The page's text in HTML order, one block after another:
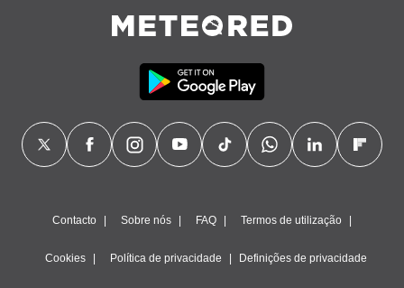
Contacto Sobre nós FAQ Termos de utilização
Cookies Política de privacidade Definições de privacidade